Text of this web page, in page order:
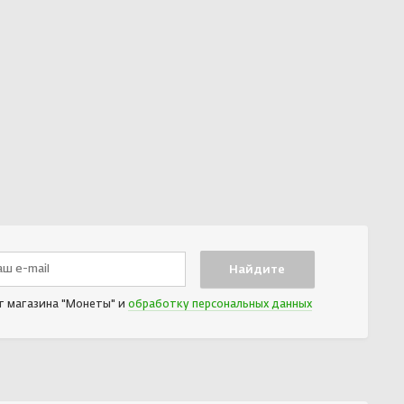
магазина "Монеты" и обработку персональных данных